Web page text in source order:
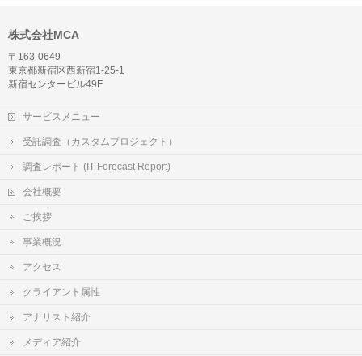
株式会社MCA
〒163-0649
東京都新宿区西新宿1-25-1
新宿センタービル49F
サービスメニュー
受託調査（カスタムプロジェクト）
調査レポート (IT Forecast Report)
会社概要
ご挨拶
事業概況
アクセス
クライアント属性
アナリスト紹介
メディア紹介